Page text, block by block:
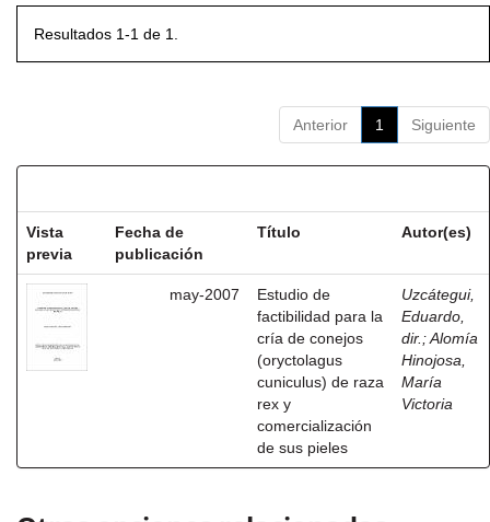
Resultados 1-1 de 1.
Anterior 1 Siguiente
Vista
previa
Fecha de
publicación
Título Autor(es)
may-2007
Estudio de
factibilidad para la
cría de conejos
(oryctolagus
cuniculus) de raza
rex y
comercialización
de sus pieles
Uzcátegui,
Eduardo,
dir. ;Alomía
Hinojosa,
María
Victoria